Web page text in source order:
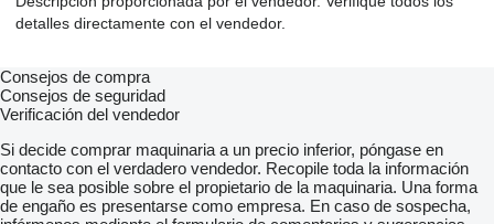
detalles directamente con el vendedor.
Consejos de compra
Consejos de seguridad
Verificación del vendedor
Si decide comprar maquinaria a un precio inferior, póngase en
contacto con el verdadero vendedor. Recopile toda la información
que le sea posible sobre el propietario de la maquinaria. Una forma
de engaño es presentarse como empresa. En caso de sospecha,